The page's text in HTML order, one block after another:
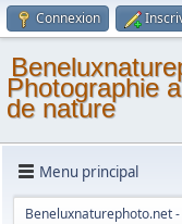
Connexion
Photographie
de nature
Menu principal
Beneluxnaturephoto.net